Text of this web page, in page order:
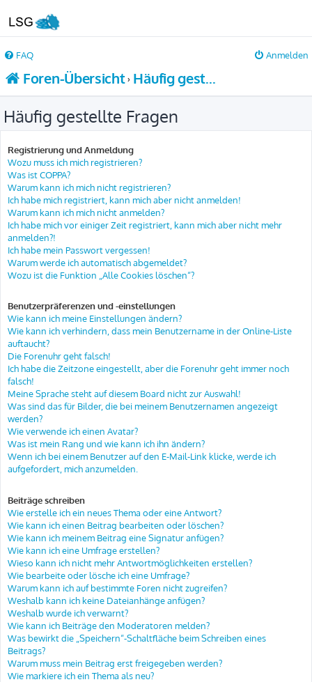
FAQ Anmelden
Foren-Übersicht Häufig gestellte Fragen
Häufig gestellte Fragen
Registrierung und Anmeldung
Wozu muss ich mich registrieren?
Was ist COPPA?
Warum kann ich mich nicht registrieren?
Ich habe mich registriert, kann mich aber nicht anmelden!
Warum kann ich mich nicht anmelden?
Ich habe mich vor einiger Zeit registriert, kann mich aber nicht mehr
anmelden?!
Ich habe mein Passwort vergessen!
Warum werde ich automatisch abgemeldet?
Wozu ist die Funktion „Alle Cookies löschen“?
Benutzerpräferenzen und -einstellungen
Wie kann ich meine Einstellungen ändern?
Wie kann ich verhindern, dass mein Benutzername in der Online-Liste
auftaucht?
Die Forenuhr geht falsch!
Ich habe die Zeitzone eingestellt, aber die Forenuhr geht immer noch
falsch!
Meine Sprache steht auf diesem Board nicht zur Auswahl!
Was sind das für Bilder, die bei meinem Benutzernamen angezeigt
werden?
Wie verwende ich einen Avatar?
Was ist mein Rang und wie kann ich ihn ändern?
Wenn ich bei einem Benutzer auf den E-Mail-Link klicke, werde ich
aufgefordert, mich anzumelden.
Beiträge schreiben
Wie erstelle ich ein neues Thema oder eine Antwort?
Wie kann ich einen Beitrag bearbeiten oder löschen?
Wie kann ich meinem Beitrag eine Signatur anfügen?
Wie kann ich eine Umfrage erstellen?
Wieso kann ich nicht mehr Antwortmöglichkeiten erstellen?
Wie bearbeite oder lösche ich eine Umfrage?
Warum kann ich auf bestimmte Foren nicht zugreifen?
Weshalb kann ich keine Dateianhänge anfügen?
Weshalb wurde ich verwarnt?
Wie kann ich Beiträge den Moderatoren melden?
Was bewirkt die „Speichern“-Schaltfläche beim Schreiben eines
Beitrags?
Warum muss mein Beitrag erst freigegeben werden?
Wie markiere ich ein Thema als neu?